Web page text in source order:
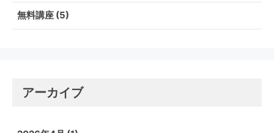
無料講座(5)
アーカイブ